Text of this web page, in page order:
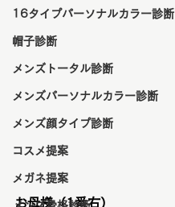
16タイプパーソナルカラー診断
帽子診断
メンズトータル診断
メンズパーソナルカラー診断
メンズ顔タイプ診断
コスメ提案
メガネ提案
お母様（1番右）